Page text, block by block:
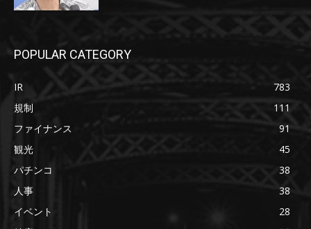
POPULAR CATEGORY
IR
783
規制
111
ファイナンス
91
観光
45
パチンコ
38
人事
38
イベント
28